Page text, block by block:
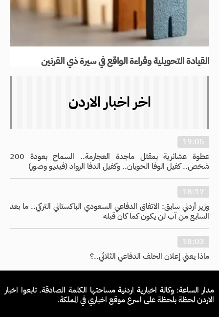
القيادة التحويلية وقراءة الواقع في سيرة ذي القرنين
اخر اخبار الاردن
19:05
عطوة عشائرية بمقتل ماجدة العجارمة.. السماح بعودة 200
شخص.. كفيل الوفا الحويان.. وكفيل الدفا الرواد (فيديو وصور)
18:17
وزير أردني سابق: الاتفاق الدفاعي السعودي الباكستاني التركي.. ما بعد
السابع من آب لن يكون كما كان قبله
18:03
ماذا يعني إعلان الحلف الدفاعي الثلاثي..؟
مدار الساعة: وكالة اخبارية اردنية مساحتها الكلمة الصادقة. تابعوا اخبار
الاردن لحظة بلحظة على اسرع موقع اخباري في المملكة.